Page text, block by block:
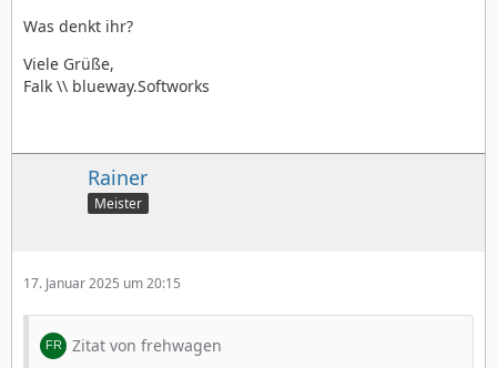
Was denkt ihr?
Viele Grüße,
Falk \\ blueway.Softworks
Rainer
Meister
17. Januar 2025 um 20:15
Zitat von frehwagen